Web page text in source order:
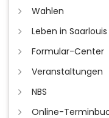
Wahlen
Leben in Saarlouis
Formular-Center
Veranstaltungen
NBS
Online-